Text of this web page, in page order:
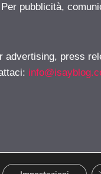
pubblicità,
advertising, press
: